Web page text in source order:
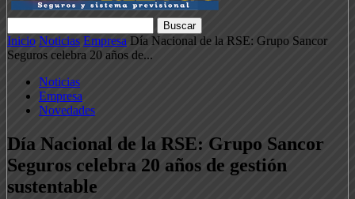
Inicio Noticias Empresa Día Nacional de la RSE: Grupo Sancor
Seguros celebra 20 años de...
Noticias
Empresa
Novedades
Día Nacional de la RSE: Grupo Sancor
Seguros celebra 20 años de gestión
sustentable